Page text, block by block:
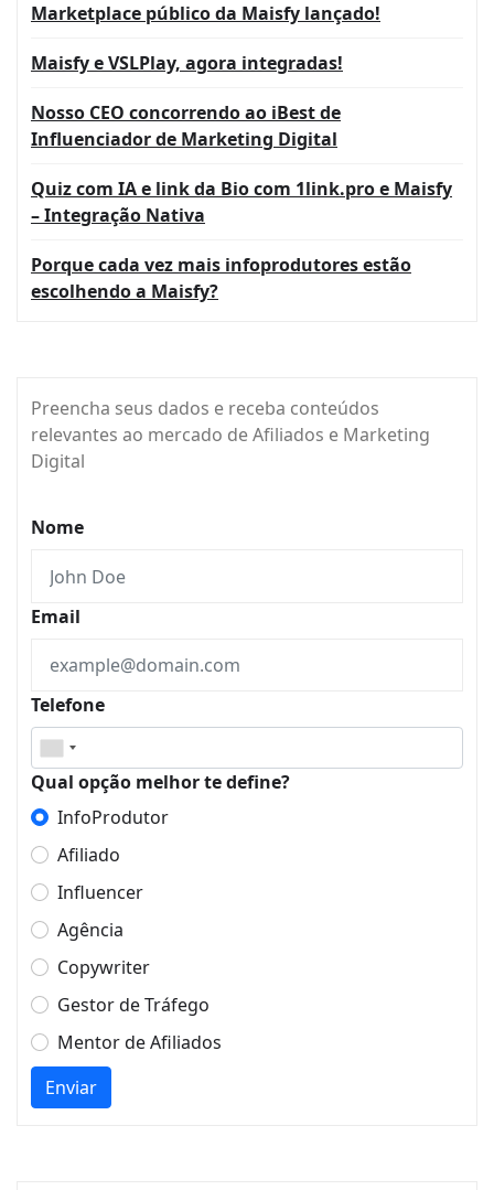
Marketplace público da Maisfy lançado!
Maisfy e VSLPlay, agora integradas!
Nosso CEO concorrendo ao iBest de
Influenciador de Marketing Digital
Quiz com IA e link da Bio com 1link.pro e Maisfy
– Integração Nativa
Porque cada vez mais infoprodutores estão
escolhendo a Maisfy?
Preencha seus dados e receba conteúdos
relevantes ao mercado de Afiliados e Marketing
Digital
Nome
Email
Telefone
Qual opção melhor te define?
InfoProdutor
Afiliado
Influencer
Agência
Copywriter
Gestor de Tráfego
Mentor de Afiliados
Enviar